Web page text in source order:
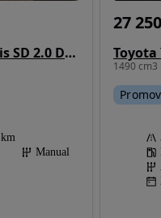
Toyota Avensis SD 2.0 D-4D Exclusive +Pele+GPS
Manual
Toyota
1490 cm3
27 250